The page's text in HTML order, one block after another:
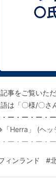
事をご覧いた
語は「〇様/〇さ
ー・ー・ー・
Herra」 (ヘッ
ー・ー・ー・
ー・ー・ー・
方は、前後の
ィンランド #